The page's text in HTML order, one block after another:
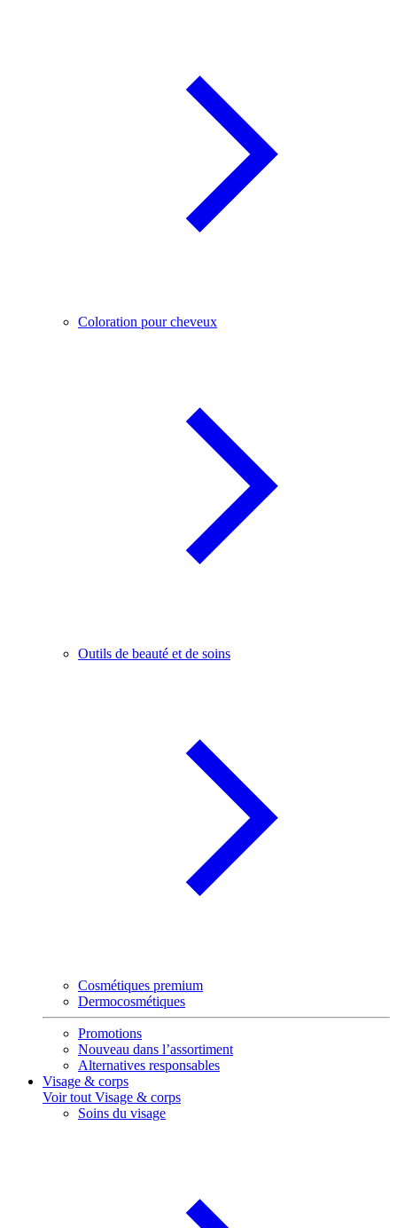
Coloration pour cheveux
Outils de beauté et de soins
Cosmétiques premium
Dermocosmétiques
Promotions
Nouveau dans l’assortiment
Alternatives responsables
Visage & corps
Voir tout Visage & corps
Soins du visage